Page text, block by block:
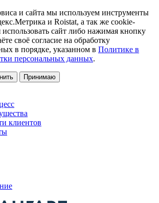
и сайта мы используем инструменты
и Roistat, а так же cookie-
сайт либо нажимая кнопку
своё согласие на обработку
в порядке, указанном в Политике в
персональных данных.
Принимаю
клиентов